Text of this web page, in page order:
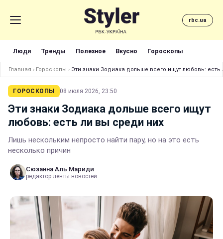
rbc.ua
Люди Тренды Полезное Вкусно Гороскопы
Главная › Гороскопы › Эти знаки Зодиака дольше всего ищут любовь: есть
ГОРОСКОПЫ 08 июля 2026, 23:50
Эти знаки Зодиака дольше всего ищут
любовь: есть ли вы среди них
Лишь нескольким непросто найти пару, но на это есть
несколько причин
Сюзанна Аль Мариди
редактор ленты новостей